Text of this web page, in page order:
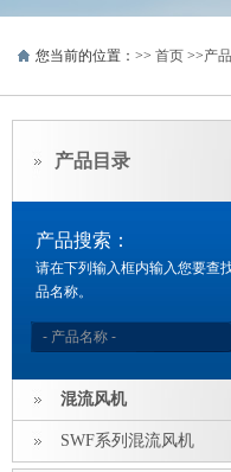
您当前的位置：>> 首页 >>产
产品目录
产品搜索：
请在下列输入框内输入您要查
品名称。
混流风机
SWF系列混流风机